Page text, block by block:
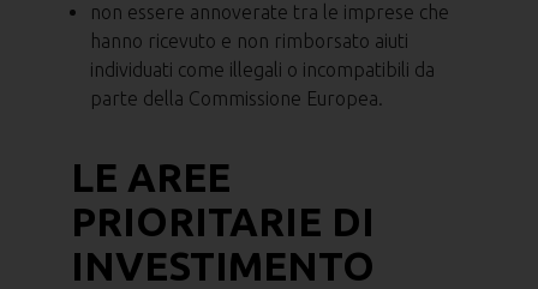
non essere annoverate tra le imprese che
hanno ricevuto e non rimborsato aiuti
individuati come illegali o incompatibili da
parte della Commissione Europea.
LE AREE
PRIORITARIE DI
INVESTIMENTO